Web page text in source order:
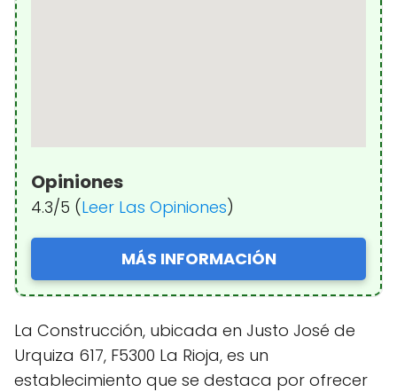
Opiniones
4.3/5 (Leer Las Opiniones)
MÁS INFORMACIÓN
La Construcción, ubicada en Justo José de
Urquiza 617, F5300 La Rioja, es un
establecimiento que se destaca por ofrecer